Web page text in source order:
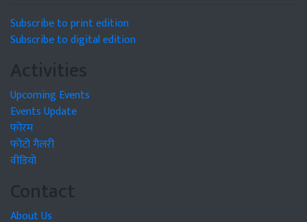
Subscribe to print edition
Subscribe to digital edition
Activities
Upcoming Events
Events Update
फोरम
फोटो गैलरी
वीडियो
Contact
About Us